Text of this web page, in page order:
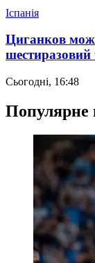
Іспанія
Циганков
шестиразовий
Сьогодні, 16:48
Популярне